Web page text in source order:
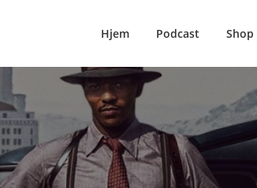
Hjem Podcast Shop